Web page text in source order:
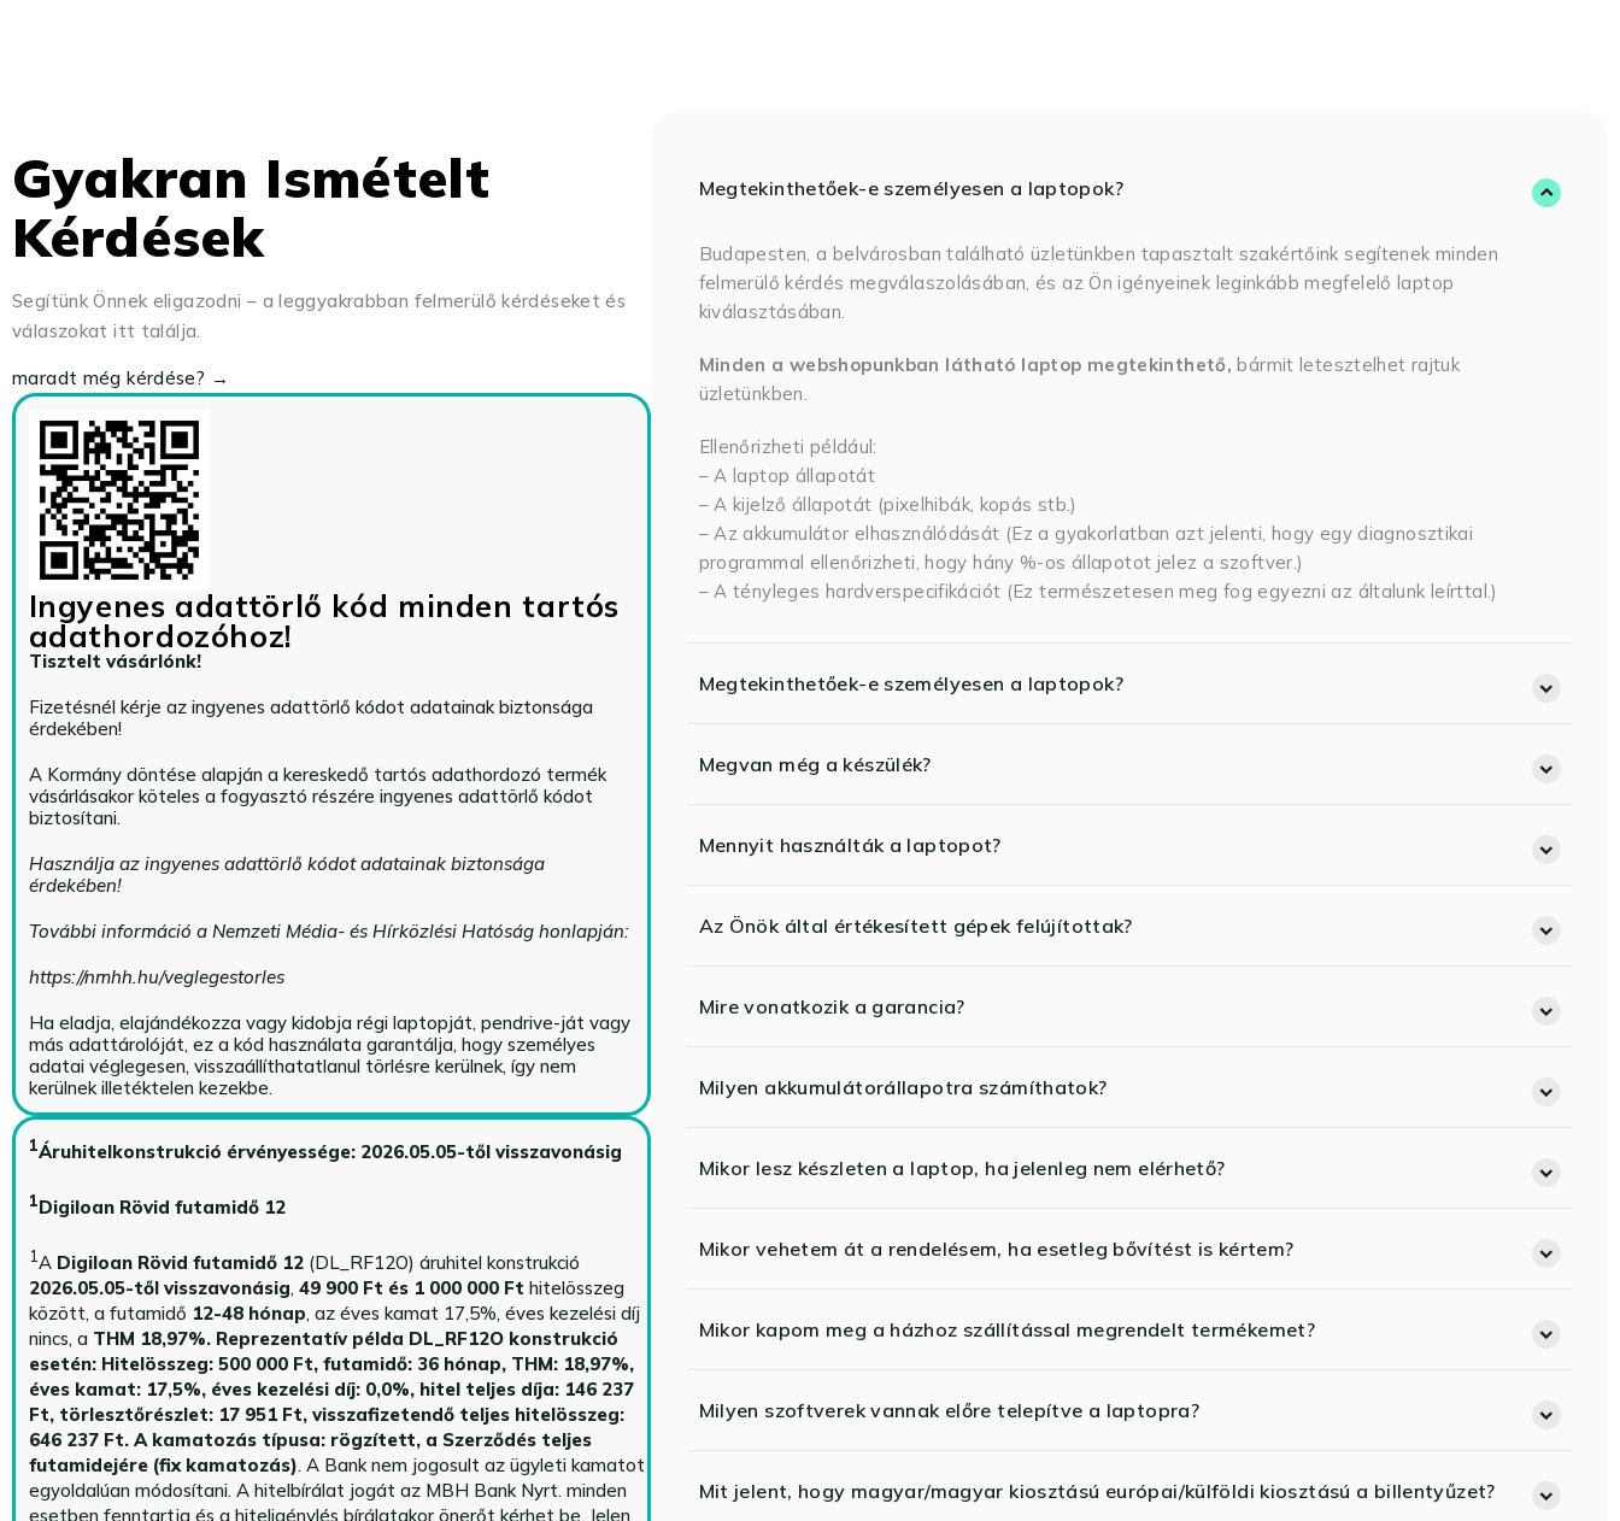
Gyakran Ismételt
Kérdések
Segítünk Önnek eligazodni – a leggyakrabban felmerülő kérdéseket és
válaszokat itt találja.
maradt még kérdése? →
Ingyenes adattörlő kód minden tartós
adathordozóhoz!
Tisztelt vásárlónk!
Fizetésnél kérje az ingyenes adattörlő kódot adatainak biztonsága
érdekében!
A Kormány döntése alapján a kereskedő tartós adathordozó termék
vásárlásakor köteles a fogyasztó részére ingyenes adattörlő kódot
biztosítani.
Használja az ingyenes adattörlő kódot adatainak biztonsága
érdekében!
További információ a Nemzeti Média- és Hírközlési Hatóság honlapján:
https://nmhh.hu/veglegestorles
Ha eladja, elajándékozza vagy kidobja régi laptopját, pendrive-ját vagy
más adattárolóját, ez a kód használata garantálja, hogy személyes
adatai véglegesen, visszaállíthatatlanul törlésre kerülnek, így nem
kerülnek illetéktelen kezekbe.
1Áruhitelkonstrukció érvényessége: 2026.05.05-től visszavonásig
1Digiloan Rövid futamidő 12
1A Digiloan Rövid futamidő 12(DL_RF12O) áruhitel konstrukció
2026.05.05-től visszavonásig, 49 900 Ft és 1 000 000 Ft hitelösszeg
között, a futamidő 12-48 hónap, az éves kamat 17,5%, éves kezelési díj
nincs, a THM 18,97%. Reprezentatív példa DL_RF12O konstrukció
esetén: Hitelösszeg: 500 000 Ft, futamidő: 36 hónap, THM: 18,97%,
éves kamat: 17,5%, éves kezelési díj: 0,0%, hitel teljes díja: 146 237
Ft, törlesztőrészlet: 17 951 Ft, visszafizetendő teljes hitelösszeg:
646 237 Ft. A kamatozás típusa: rögzített, a Szerződés teljes
futamidejére (fix kamatozás). A Bank nem jogosult az ügyleti kamatot
egyoldalúan módosítani. A hitelbírálat jogát az MBH Bank Nyrt. minden
esetben fenntartja és a hiteligénylés bírálatakor önerőt kérhet be. Jelen
Megtekinthetőek-e személyesen a laptopok?
Budapesten, a belvárosban található üzletünkben tapasztalt szakértőink segítenek minden
felmerülő kérdés megválaszolásában, és az Ön igényeinek leginkább megfelelő laptop
kiválasztásában.
Minden a webshopunkban látható laptop megtekinthető, bármit letesztelhet rajtuk
üzletünkben.
Ellenőrizheti például:
– A laptop állapotát
– A kijelző állapotát (pixelhibák, kopás stb.)
– Az akkumulátor elhasználódását (Ez a gyakorlatban azt jelenti, hogy egy diagnosztikai
programmal ellenőrizheti, hogy hány %-os állapotot jelez a szoftver.)
– A tényleges hardverspecifikációt (Ez természetesen meg fog egyezni az általunk leírttal.)
Megtekinthetőek-e személyesen a laptopok?
Megvan még a készülék?
Mennyit használták a laptopot?
Az Önök által értékesített gépek felújítottak?
Mire vonatkozik a garancia?
Milyen akkumulátorállapotra számíthatok?
Mikor lesz készleten a laptop, ha jelenleg nem elérhető?
Mikor vehetem át a rendelésem, ha esetleg bővítést is kértem?
Mikor kapom meg a házhoz szállítással megrendelt termékemet?
Milyen szoftverek vannak előre telepítve a laptopra?
Mit jelent, hogy magyar/magyar kiosztású európai/külföldi kiosztású a billentyűzet?